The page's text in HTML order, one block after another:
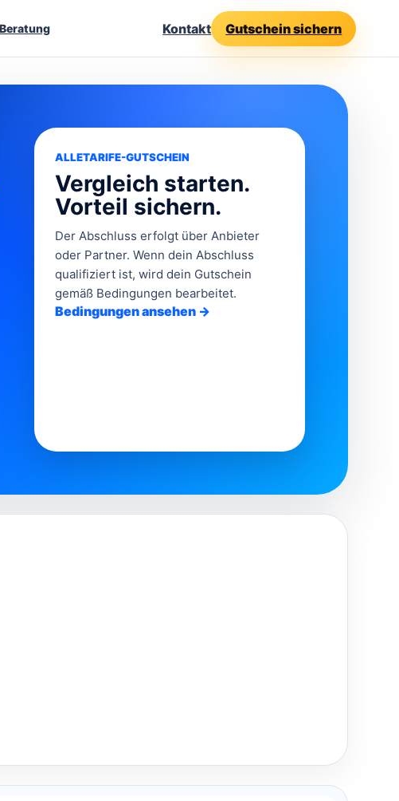
Kontakt Gutschein sichern
ALLETARIFE-GUTSCHEIN
Vergleich starten.
Vorteil sichern.
Der Abschluss erfolgt über Anbieter
oder Partner. Wenn dein Abschluss
qualifiziert ist, wird dein Gutschein
gemäß Bedingungen bearbeitet.
Bedingungen ansehen →